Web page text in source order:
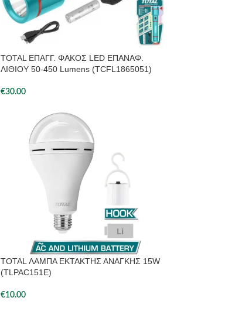
TOTAL ΕΠΑΓΓ. ΦΑΚΟΣ LED ΕΠΑΝΑΦ.
ΛΙΘΙΟΥ 50-450 Lumens (TCFL1865051)
€30.00
TOTAL ΛΑΜΠΑ ΕΚΤΑΚΤΗΣ ΑΝΑΓΚΗΣ 15W
(TLPAC151E)
€10.00